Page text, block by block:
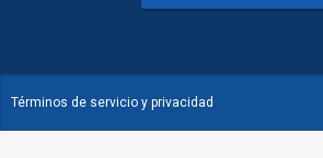
Términos de servicio y privacidad